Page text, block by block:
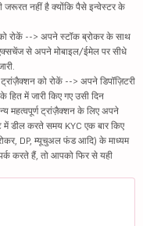
जरूरत नहीं है क्योंकि पैसे इन्वेस्टर के
रोकें --> अपने स्टॉक ब्रोकर के साथ
से अपने मोबाइल/ईमेल पर सीधे
को रोकें --> अपने डिपॉज़िटरी
में जारी किए गए उसी दिन
महत्वपूर्ण ट्रांज़ैक्शन के लिए अपने
में डील करते समय KYC एक बार किए
DP, म्यूचुअल फंड आदि) के माध्यम
करते हैं, तो आपको फिर से यही